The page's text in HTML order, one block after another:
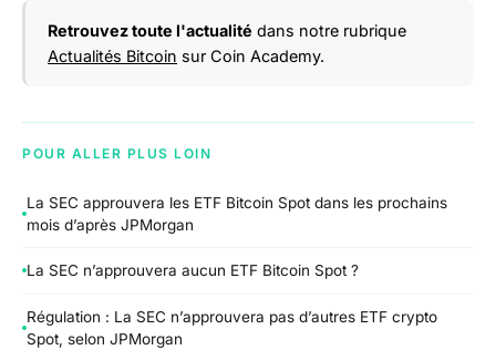
Retrouvez toute l'actualité dans notre rubrique
Actualités Bitcoin sur Coin Academy.
POUR ALLER PLUS LOIN
La SEC approuvera les ETF Bitcoin Spot dans les prochains
mois d’après JPMorgan
La SEC n’approuvera aucun ETF Bitcoin Spot ?
Régulation : La SEC n’approuvera pas d’autres ETF crypto
Spot, selon JPMorgan